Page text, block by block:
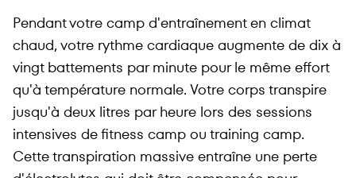
Pendant votre camp d'entraînement en climat
chaud, votre rythme cardiaque augmente de dix à
vingt battements par minute pour le même effort
qu'à température normale. Votre corps transpire
jusqu'à deux litres par heure lors des sessions
intensives de fitness camp ou training camp.
Cette transpiration massive entraîne une perte